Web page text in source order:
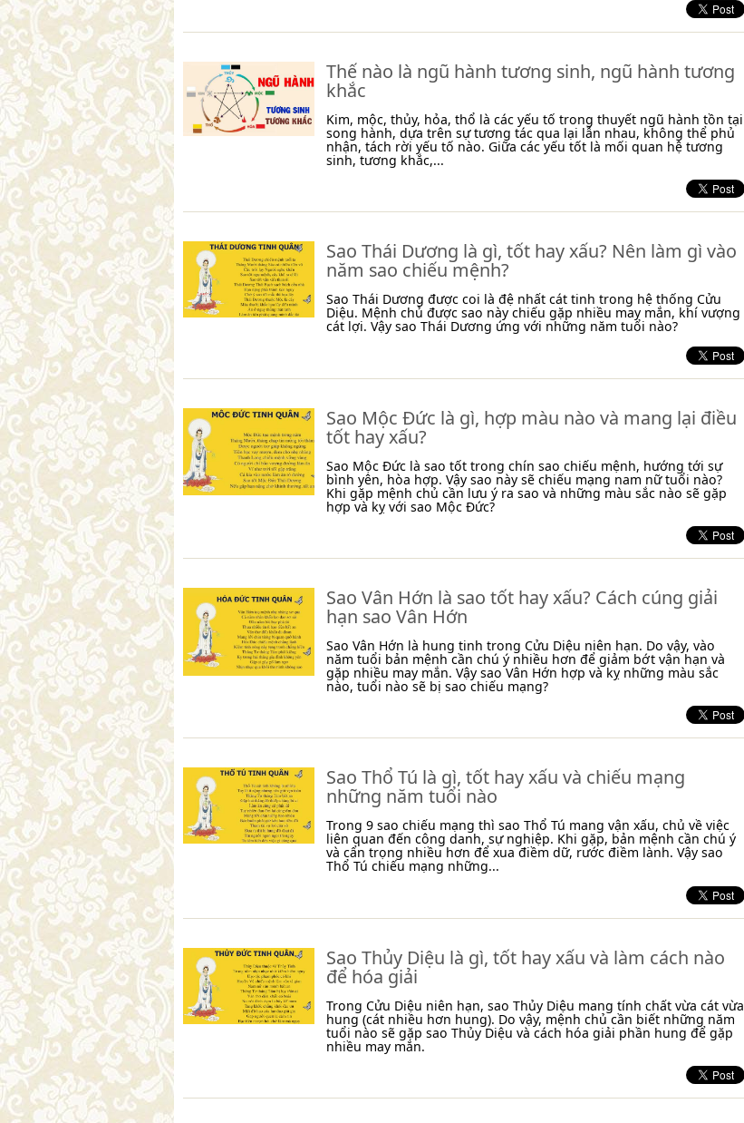
Thế nào là ngũ hành tương sinh, ngũ hành tương
khắc
Kim, mộc, thủy, hỏa, thổ là các yếu tố trong thuyết ngũ hành tồn tại
song hành, dựa trên sự tương tác qua lại lẫn nhau, không thể phủ
nhận, tách rời yếu tố nào. Giữa các yếu tốt là mối quan hệ tương
sinh, tương khắc,...
Sao Thái Dương là gì, tốt hay xấu? Nên làm gì vào
năm sao chiếu mệnh?
Sao Thái Dương được coi là đệ nhất cát tinh trong hệ thống Cửu
Diệu. Mệnh chủ được sao này chiếu gặp nhiều may mắn, khí vượng
cát lợi. Vậy sao Thái Dương ứng với những năm tuổi nào?
Sao Mộc Đức là gì, hợp màu nào và mang lại điều
tốt hay xấu?
Sao Mộc Đức là sao tốt trong chín sao chiếu mệnh, hướng tới sự
bình yên, hòa hợp. Vậy sao này sẽ chiếu mạng nam nữ tuổi nào?
Khi gặp mệnh chủ cần lưu ý ra sao và những màu sắc nào sẽ gặp
hợp và kỵ với sao Mộc Đức?
Sao Vân Hớn là sao tốt hay xấu? Cách cúng giải
hạn sao Vân Hớn
Sao Vân Hớn là hung tinh trong Cửu Diệu niên hạn. Do vậy, vào
năm tuổi bản mệnh cần chú ý nhiều hơn để giảm bớt vận hạn và
gặp nhiều may mắn. Vậy sao Vân Hớn hợp và kỵ những màu sắc
nào, tuổi nào sẽ bị sao chiếu mạng?
Sao Thổ Tú là gì, tốt hay xấu và chiếu mạng
những năm tuổi nào
Trong 9 sao chiếu mạng thì sao Thổ Tú mang vận xấu, chủ về việc
liên quan đến công danh, sự nghiệp. Khi gặp, bản mệnh cần chú ý
và cẩn trọng nhiều hơn để xua điềm dữ, rước điềm lành. Vậy sao
Thổ Tú chiếu mạng những...
Sao Thủy Diệu là gì, tốt hay xấu và làm cách nào
để hóa giải
Trong Cửu Diệu niên hạn, sao Thủy Diệu mang tính chất vừa cát vừa
hung (cát nhiều hơn hung). Do vậy, mệnh chủ cần biết những năm
tuổi nào sẽ gặp sao Thủy Diệu và cách hóa giải phần hung để gặp
nhiều may mắn.